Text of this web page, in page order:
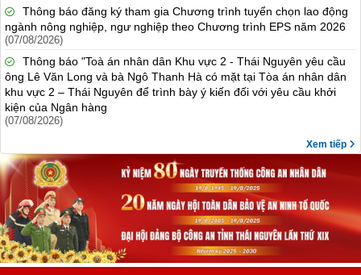
Thông báo đăng ký tham gia Chương trình tuyển chọn lao động
ngành nông nghiệp, ngư nghiệp theo Chương trình EPS năm 2026
(07/08/2026)
Thông báo "Toà án nhân dân Khu vực 2 - Thái Nguyên yêu cầu
ông Lê Văn Long và bà Ngô Thanh Hà có mặt tại Tòa án nhân dân
khu vực 2 – Thái Nguyên để trình bày ý kiến đối với yêu cầu khởi
kiện của Ngân hàng
(07/08/2026)
Xem tiếp